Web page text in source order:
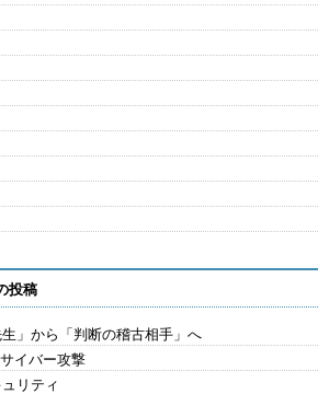
投稿
」から「判断の稽古相手」へ
イバー攻撃
リティ